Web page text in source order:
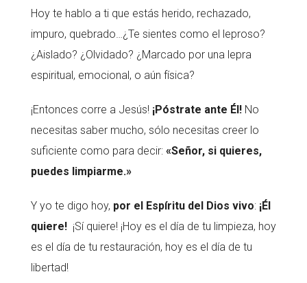
Hoy te hablo a ti que estás herido, rechazado,
impuro, quebrado…¿Te sientes como el leproso?
¿Aislado? ¿Olvidado? ¿Marcado por una lepra
espiritual, emocional, o aún física?
¡Entonces corre a Jesús! ¡Póstrate ante Él! No
necesitas saber mucho, sólo necesitas creer lo
suficiente como para decir: «Señor, si quieres,
puedes limpiarme.»
Y yo te digo hoy, por el Espíritu del Dios vivo: ¡Él
quiere! ¡Sí quiere! ¡Hoy es el día de tu limpieza, hoy
es el día de tu restauración, hoy es el día de tu
libertad!